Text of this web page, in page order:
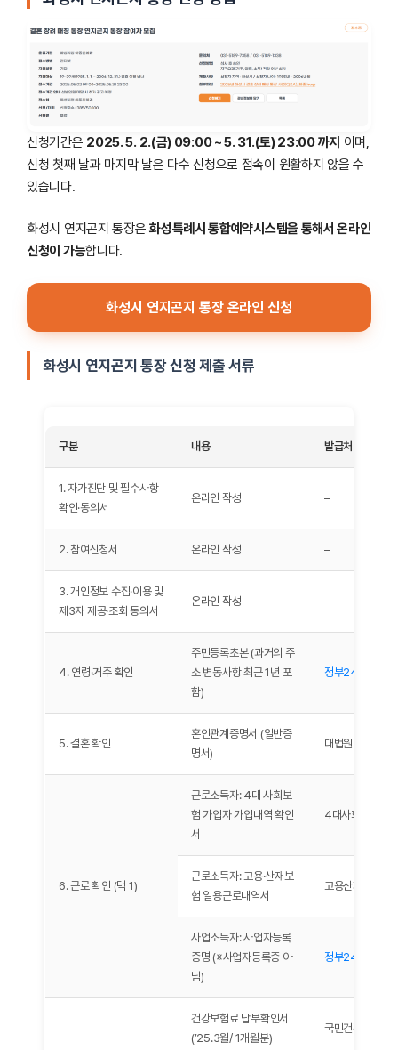
신청기간은 2025. 5. 2.(금) 09:00 ~ 5. 31.(토) 23:00 까지 이며,
신청 첫째 날과 마지막 날은 다수 신청으로 접속이 원활하지 않을 수
있습니다.
화성시 연지곤지 통장은화성특례시 통합예약시스템을 통해서 온라인
신청이 가능합니다.
화성시 연지곤지 통장 온라인 신청
화성시 연지곤지 통장 신청 제출 서류
구분 내용 발급처
1. 자가진단 및 필수사항
확인·동의서
온라인 작성 –
2. 참여신청서 온라인 작성 –
3. 개인정보 수집·이용 및
제3자 제공·조회 동의서
온라인 작성 –
4. 연령·거주 확인
주민등록초본 (과거의 주
소 변동사항 최근 1년 포
함)
정부24
5. 결혼 확인
혼인관계증명서 (일반증
명서)
대법원 전자가족
6. 근로 확인 (택 1)
근로소득자: 4대 사회보
험 가입자 가입내역 확인
서
4대사회보험정
근로소득자: 고용·산재보
험 일용근로내역서
고용산재보험토
사업소득자: 사업자등록
증명 (※사업자등록증 아
님)
정부24
건강보험료 납부확인서
(’25.3월/ 1개월분)
국민건강보험